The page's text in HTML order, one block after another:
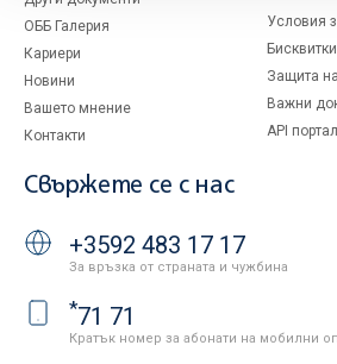
ОББ Галерия
Кариери
Новини
Вашето мнение
Контакти
Условия
Бисквитки
Защита
Важни
API
Свържете се с нас
+3592 483 17 17
За връзка от страната и чужбина
*71 71
Кратък номер за абонати на мобилни